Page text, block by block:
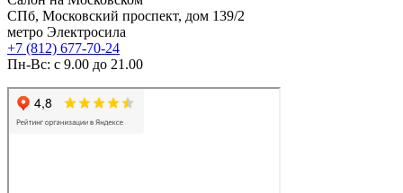
СПб, Московский проспект, дом 139/2
метро Электросила
+7 (812) 677-70-24
Пн-Вс: с 9.00 до 21.00